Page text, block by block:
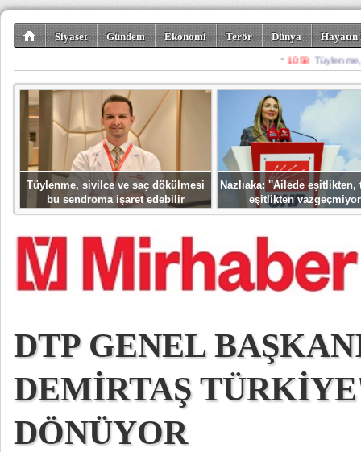
Siyaset Gündem Ekonomi Terör Dünya
Spor Misafir
Tüylenme, sivilce ve saç dökülmesi
bu sendroma işaret edebilir
Nazlıaka: ''Ailede eşitlikten,
eşitlikten
DTP GENEL
DEMİRTAŞ
DÖNÜYOR